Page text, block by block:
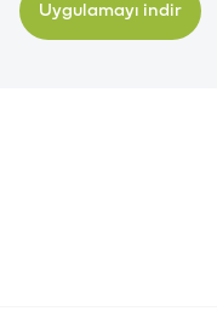
Uygulamayı indir